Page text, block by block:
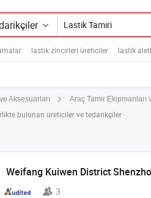
lastik zincirleri üreticiler lastik
Aksesuarları Araç Tamir Ekipmanları
bulunan üreticiler ve tedarikçiler
Weifang Kuiwen District
3